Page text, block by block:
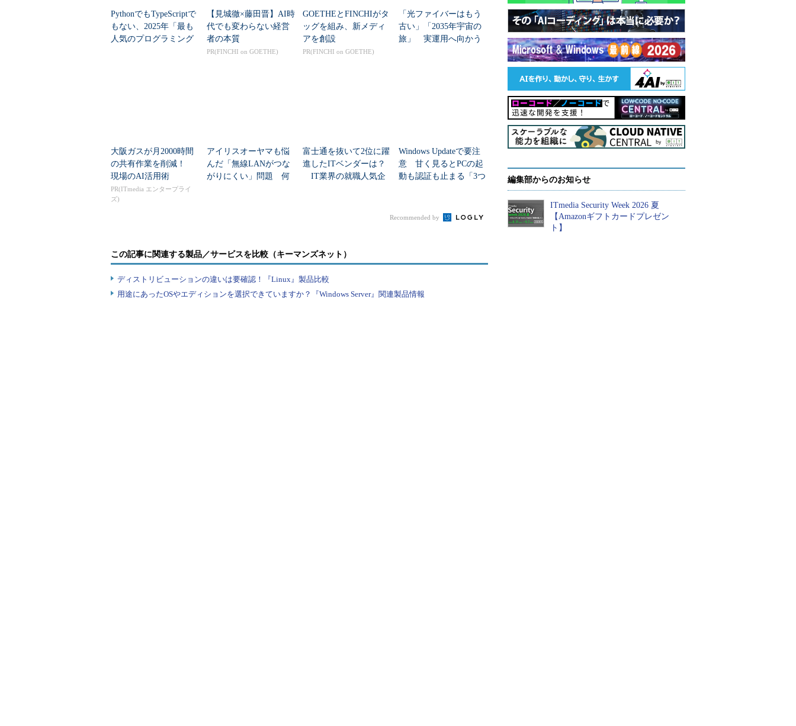
更新プログラム「KB2919355」未適用のWindows 8.1には、6月以降、更新プログラム「KB2919355」
Windows 8.1の個人ユーザーで過去に更新プログラム「KB2919355」のインストールに
ているかもしれません（画面3）。
PythonでもTypeScriptで
もない、2025年「最も
人気のプログラミング
【見城徹×藤田晋】AI時
代でも変わらない経営
者の本質
PR(FINCHI on GOETHE)
GOETHEとFINCHIがタ
ッグを組み、新メディ
アを創設
PR(FINCHI on GOETHE)
「光ファイバーはもう
古い」「2035年宇宙の
旅」 実運用へ向かう
大阪ガスが月2000時間
の共有作業を削減！
現場のAI活用術
PR(ITmedia エンタープライ
ズ)
アイリスオーヤマも悩
んだ「無線LANがつな
がりにくい」問題 何
富士通を抜いて2位に躍
進したITベンダーは？
IT業界の就職人気企
Windows Updateで要注
意 甘く見るとPCの起
動も認証も止まる「3つ
Recommended by
この記事に関連する製品／サービスを比較（キーマンズネット）
ディストリビューションの違いは要確認！『Linux』製品比較
用途にあったOSやエディションを選択できていますか？『Windows Server』関連製品情報
編集部からのお知らせ
ITmedia Security Week 2026 夏
【Amazonギフトカードプレゼン
ト】